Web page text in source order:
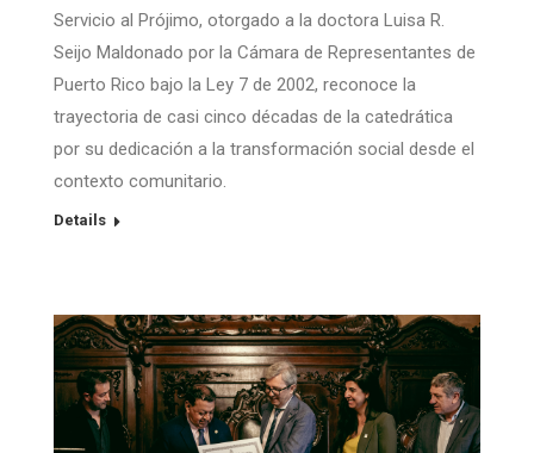
Servicio al Prójimo, otorgado a la doctora Luisa R.
Seijo Maldonado por la Cámara de Representantes de
Puerto Rico bajo la Ley 7 de 2002, reconoce la
trayectoria de casi cinco décadas de la catedrática
por su dedicación a la transformación social desde el
contexto comunitario.
Details